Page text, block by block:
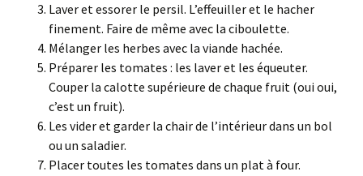
Laver et essorer le persil. L’effeuiller et le hacher
finement. Faire de même avec la ciboulette.
Mélanger les herbes avec la viande hachée.
Préparer les tomates : les laver et les équeuter.
Couper la calotte supérieure de chaque fruit (oui oui,
c’est un fruit).
Les vider et garder la chair de l’intérieur dans un bol
ou un saladier.
Placer toutes les tomates dans un plat à four.